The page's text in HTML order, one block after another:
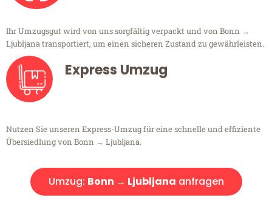
Ihr Umzugsgut wird von uns sorgfältig verpackt und von Bonn →
Ljubljana transportiert, um einen sicheren Zustand zu gewährleisten.
Express Umzug
Nutzen Sie unseren Express-Umzug für eine schnelle und effiziente
Übersiedlung von Bonn → Ljubljana.
Umzug: Bonn → Ljubljana anfragen